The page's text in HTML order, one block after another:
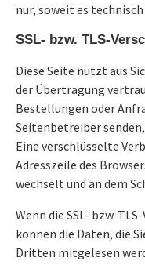
nur, soweit es
SSL- bzw. TLS-
Diese Seite nutzt aus
der Übertragung
Bestellungen oder
Seitenbetreiber senden,
Eine verschlüsselte
Adresszeile des
wechselt und an dem
Wenn die SSL- bzw.
können die Daten, die
Dritten mitgelesen